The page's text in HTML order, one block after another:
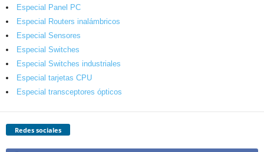
Especial Panel PC
Especial Routers inalámbricos
Especial Sensores
Especial Switches
Especial Switches industriales
Especial tarjetas CPU
Especial transceptores ópticos
Redes sociales